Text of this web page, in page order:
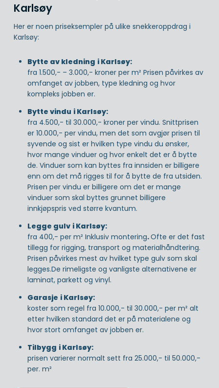
Karlsøy
Her er noen priseksempler på ulike snekkeroppdrag i
Karlsøy:
Bytte av kledning i Karlsøy:
fra 1.500,- – 3.000,- kroner per m² Prisen påvirkes av
omfanget av jobben, type kledning og hvor
kompleks jobben er.
Bytte vindu i Karlsøy:
fra 4.500,- til 30.000,- kroner per vindu. Snittprisen
er 10.000,- per vindu, men det som avgjør prisen til
syvende og sist er hvilken type vindu du ønsker,
hvor mange vinduer og hvor enkelt det er å bytte
de. Vinduer som kan byttes fra innsiden er billigere
enn om det må rigges til for å bytte de fra utsiden.
Prisen per vindu er billigere om det er mange
vinduer som skal byttes grunnet billigere
innkjøpspris ved større kvantum.
Legge gulv i Karlsøy:
fra 400,- per m² Inklusiv montering.Ofte er det fast
tillegg for rigging, transport og materialhåndtering.
Prisen påvirkes mest av hvilket type gulv som skal
legges.De rimeligste og vanligste alternativene er
laminat, parkett og vinyl.
Garasje i Karlsøy:
koster som regel fra 10.000,- til 30.000,- per m² alt
etter hvilken standard det er på materialene og
hvor stort omfanget av jobben er.
Tilbygg i Karlsøy:
prisen varierer normalt sett fra 25.000,- til 50.000,-
per. m²